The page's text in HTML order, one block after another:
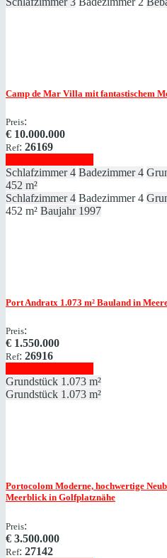
Camp de Mar Villa mit fantastischem
Preis:
€ 10.000.000
Ref: 26169
Schlafzimmer 4 Badezimmer 4
452 m²
Schlafzimmer 4 Badezimmer 4
452 m² Baujahr 1997
Port Andratx 1.073 m² Bauland in
Preis:
€ 1.550.000
Ref: 26916
Grundstück 1.073 m²
Grundstück 1.073 m²
Portocolom Moderne, hochwertige
Meerblick in Golfplatznähe
Preis:
€ 3.500.000
Ref: 27142